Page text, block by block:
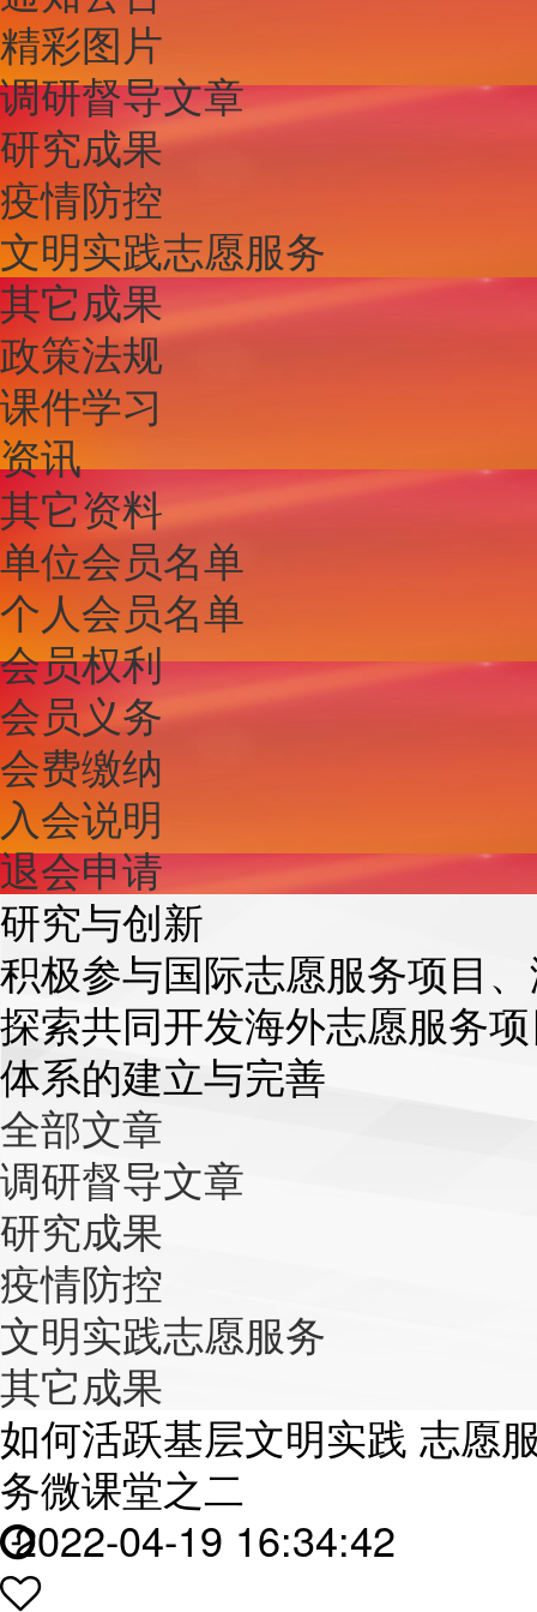
精彩图片
调研督导文章
研究成果
疫情防控
文明实践志愿服务
其它成果
政策法规
课件学习
资讯
其它资料
单位会员名单
个人会员名单
会员权利
会员义务
会费缴纳
入会说明
退会申请
研究与创新
积极参与国际志愿服务项目
探索共同开发海外志愿服务
体系的建立与完善
全部文章
调研督导文章
研究成果
疫情防控
文明实践志愿服务
其它成果
如何活跃基层文​明实践 志
务微课堂之二
2022-04-19 16:34:42